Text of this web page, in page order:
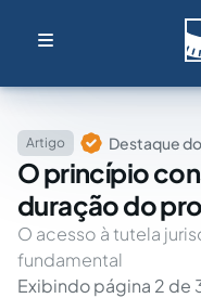
Artigo Destaque
O princípio
duração do
O acesso à tutela
fundamental
Exibindo página 2 de